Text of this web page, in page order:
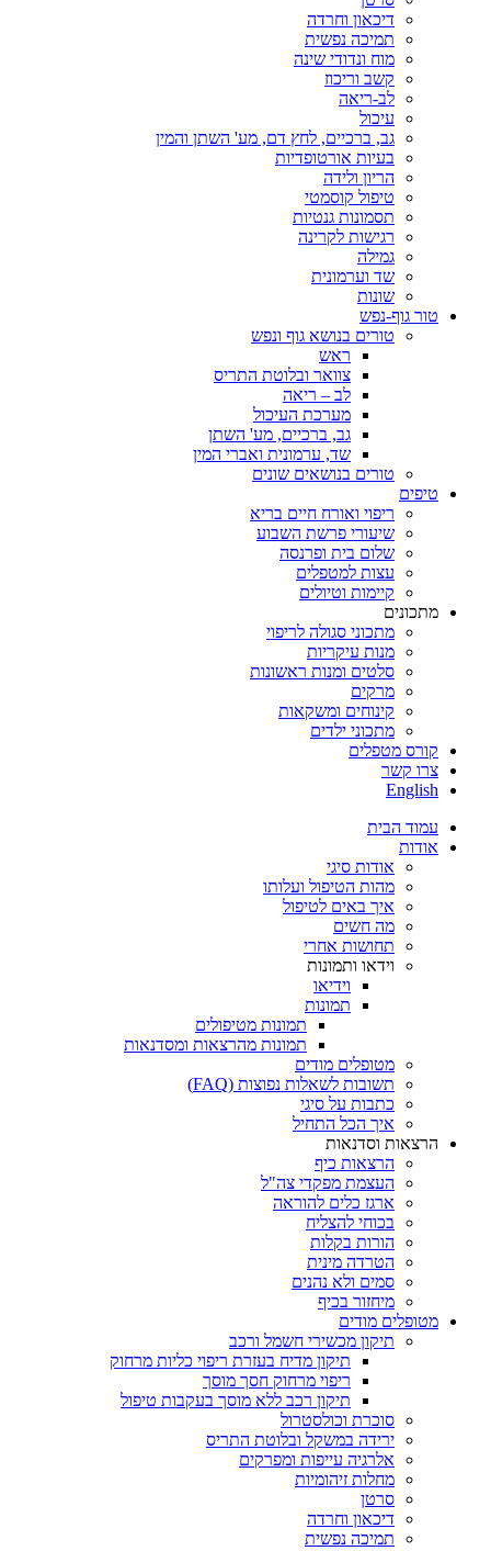
דיכאון וחרדה
תמיכה נפשית
מוח ונדודי שינה
קשב וריכוז
לב-ריאה
עיכול
גב, ברכיים, לחץ דם, מע' השתן והמין
בעיות אורטופדיות
הריון ולידה
טיפול קוסמטי
תסמונות גנטיות
רגישות לקרינה
גמילה
שד וערמונית
שונות
טור גוף-נפש
טורים בנושא גוף ונפש
ראש
צוואר ובלוטת התריס
לב – ריאה
מערכת העיכול
גב, ברכיים, מע' השתן
שד, ערמונית ואברי המין
טורים בנושאים שונים
טיפים
ריפוי ואורח חיים בריא
שיעורי פרשת השבוע
שלום בית ופרנסה
עצות למטפלים
קיימות וטיולים
מתכונים
מתכוני סגולה לריפוי
מנות עיקריות
סלטים ומנות ראשונות
מרקים
קינוחים ומשקאות
מתכוני ילדים
קורס מטפלים
צרו קשר
English
עמוד הבית
אודות
אודות סיגי
מהות הטיפול ועלותו
איך באים לטיפול
מה חשים
תחושות אחרי
וידאו ותמונות
וידיאו
תמונות
תמונות מטיפולים
תמונות מהרצאות ומסדנאות
מטופלים מודים
תשובות לשאלות נפוצות (FAQ)
כתבות על סיגי
איך הכל התחיל
הרצאות וסדנאות
הרצאות כיף
העצמת מפקדי צה"ל
ארגז כלים להוראה
בכוחי להצליח
הורות בקלות
הטרדה מינית
סמים ולא נהנים
מיחזור בכיף
מטופלים מודים
תיקון מכשירי חשמל ורכב
תיקון מדיח בעזרת ריפוי כליות מרחוק
ריפוי מרחוק חסך מוסך
תיקון רכב ללא מוסך בעקבות טיפול
סוכרת וכולסטרול
ירידה במשקל ובלוטת התריס
אלרגיה עייפות ומפרקים
מחלות זיהומיות
סרטן
דיכאון וחרדה
תמיכה נפשית